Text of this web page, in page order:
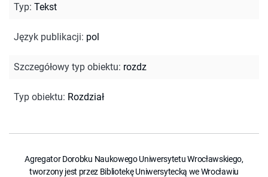
Typ: Tekst
Język publikacji: pol
Szczegółowy typ obiektu: rozdz
Typ obiektu: Rozdział
Agregator Dorobku Naukowego Uniwersytetu Wrocławskiego,
tworzony jest przez Bibliotekę Uniwersytecką we Wrocławiu